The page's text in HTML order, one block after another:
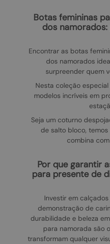
botas femininas para presente de dia
dos
Encontrar as botas
dos namorados
surpreender quem
Nesta coleção
modelos incríveis em
Seja um coturno
de salto bloco,
combina
por que garantir as botas femininas
para presente de
Investir em
demonstração de
durabilidade e beleza
para namorada são
transformam qualquer